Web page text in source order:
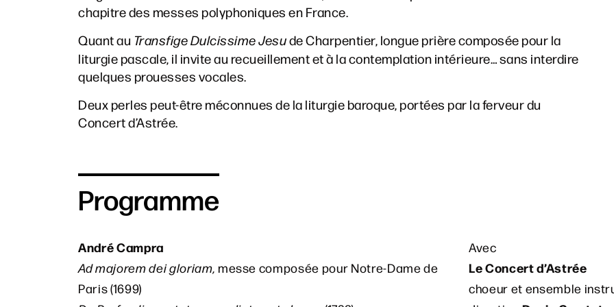
chapitre des messes polyphoniques en France.
Quant au Transfige Dulcissime Jesude Charpentier, longue prière composée pour la
liturgie pascale, il invite au recueillement et à la contemplation intérieure… sans interdire
quelques prouesses vocales.
Deux perles peut-être méconnues de la liturgie baroque, portées par la ferveur du
Concert d’Astrée.
Programme
André Campra
Ad majorem dei gloriam, messe composée pour Notre-Dame de
Paris (1699)
Avec
Le Concert d’Astrée
choeur et ensemble